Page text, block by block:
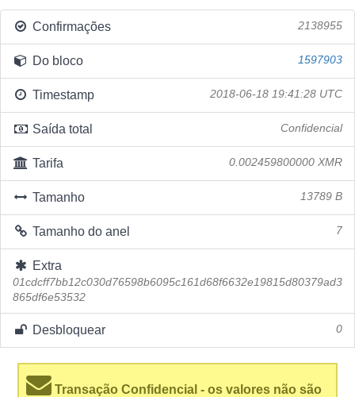
Confirmações 2138955
Do bloco 1597903
Timestamp 2018-06-18 19:41:28 UTC
Saída total Confidencial
Tarifa 0.002459800000 XMR
Tamanho 13789 B
Tamanho do anel 7
Extra
01cdcff7bb12c030d76598b6095c161d68f6632e19815d80379ad3
865df6e53532
Desbloquear 0
Transação Confidencial - os valores não são